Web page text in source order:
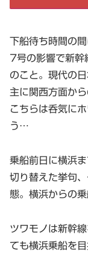
下船待ち時間の
7号の影響で新幹
のこと。現代の
主に関西方面か
こちらは呑気に
う…
乗船前日に横浜
切り替えた挙句
態。横浜からの
ツワモノは新幹
ても横浜乗船を目